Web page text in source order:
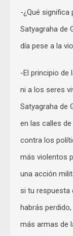
-¿Qué significa
Satyagraha de
día pese a la
-El principio de
ni a los seres
Satyagraha de
en las calles
contra los
más violentos
una acción
si tu respuesta
habrás
más armas de